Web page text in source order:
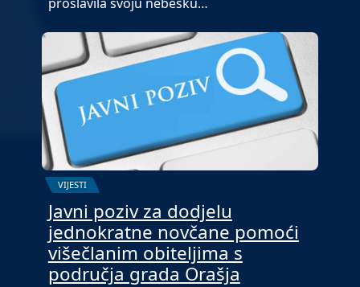
VIJESTI
Javni poziv za dodjelu
jednokratne novčane pomoći
višečlanim obiteljima s
područja grada Orašja